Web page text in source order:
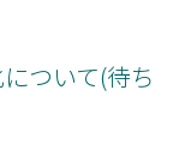
ついて(待ち